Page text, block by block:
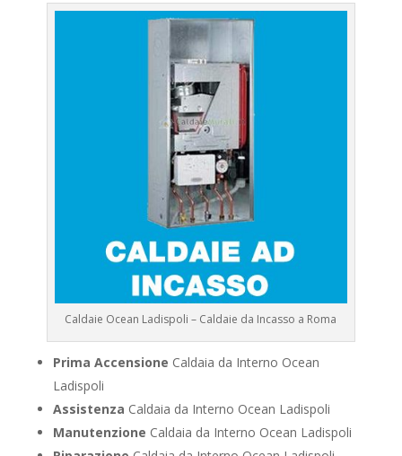
Caldaie Ocean Ladispoli – Caldaie da Incasso a Roma
Prima Accensione Caldaia da Interno Ocean
Ladispoli
Assistenza Caldaia da Interno Ocean Ladispoli
Manutenzione Caldaia da Interno Ocean Ladispoli